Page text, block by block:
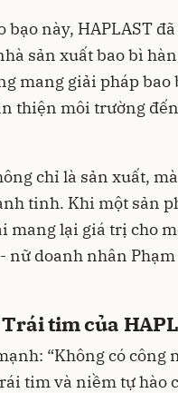
bạo này, HAPLAST
sản xuất bao bì
mang giải pháp bao
thiện môi trường
chỉ là sản xuất,
tinh. Khi một sản
mang lại giá trị cho
nữ doanh nhân
tim của
“Không có công
tim và niềm tự hào